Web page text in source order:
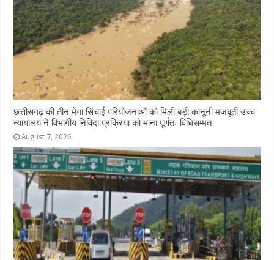
छत्तीसगढ़ की तीन मेगा सिंचाई परियोजनाओं को मिली बड़ी कानूनी मजबूती उच्च
न्यायालय ने विभागीय निविदा प्रक्रिया को माना पूर्णतः विधिसम्मत
August 7, 2026